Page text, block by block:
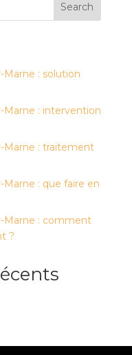
Search
Marne : solution
Marne : intervention
Marne : traitement
: que faire en
Marne : comment
?